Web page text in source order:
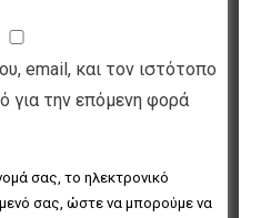
email, και τον ιστότοπο
για την επόμενη φορά
σας, το ηλεκτρονικό
σας, ώστε να μπορούμε να